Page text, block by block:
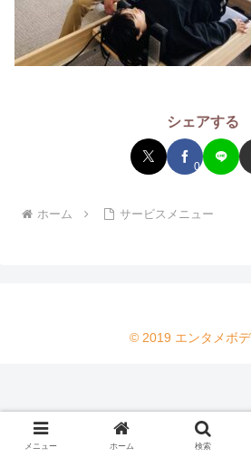
シェアする
0
ホーム サービスメニュー
© 2019 エンタメボ
メニュー ホーム 検索